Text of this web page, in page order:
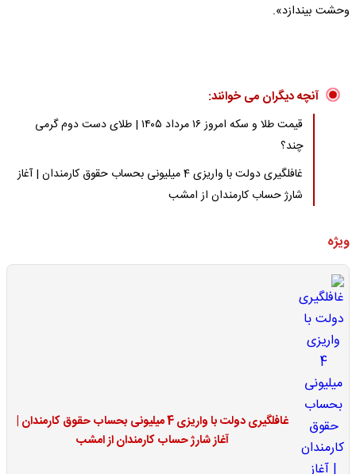
وحشت بیندازد».
آنچه دیگران می خوانند:
قیمت طلا و سکه امروز ۱۶ مرداد ۱۴۰۵ | طلای دست دوم گرمی
چند؟
غافلگیری دولت با واریزی 4 میلیونی بحساب حقوق کارمندان | آغاز
شارژ حساب کارمندان از امشب
ویژه
غافلگیری دولت با واریزی 4 میلیونی بحساب حقوق کارمندان |
آغاز شارژ حساب کارمندان از امشب